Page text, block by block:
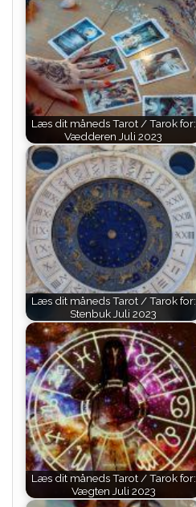
Læs dit måneds Tarot / Tarok for:
Vædderen Juli 2023
Læs dit måneds Tarot / Tarok for:
Stenbuk Juli 2023
Læs dit måneds Tarot / Tarok for:
Vægten Juli 2023